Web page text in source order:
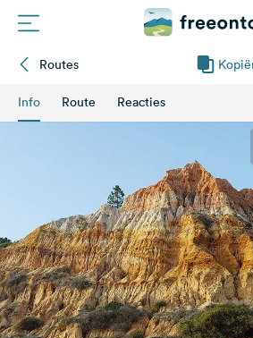
Partners
Registreren
Inloggen
Routes
Info Route Reacties